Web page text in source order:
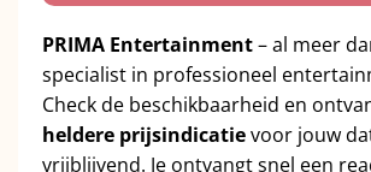
PRIMA Entertainment– al meer
specialist in professioneel
Check de beschikbaarheid en
heldere prijsindicatievoor jouw
vrijblijvend. Je ontvangt snel een